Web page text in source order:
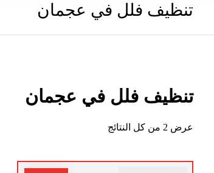
تنظيف فلل في عجمان
تنظيف فلل في عجمان
عرض ⁦2⁩ من كل النتائج